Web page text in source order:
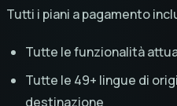
Tutti i piani a pagamento
Tutte le funzionalità
Tutte le 49+ lingue di
destinazione